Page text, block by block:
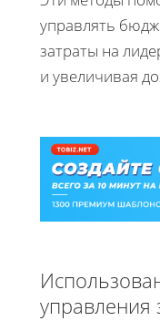
управлять
затраты на
и увеличивая
управления